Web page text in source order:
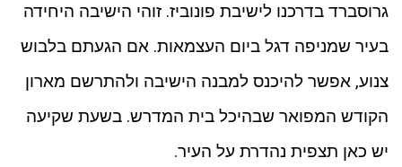
גרוסברד בדרכנו לישיבת פונוביז. זוהי הישיבה היחידה
בעיר שמניפה דגל ביום העצמאות. אם הגעתם בלבוש
צנוע, אפשר להיכנס למבנה הישיבה ולהתרשם מארון
הקודש המפואר שבהיכל בית המדרש. בשעת שקיעה
יש כאן תצפית נהדרת על העיר.